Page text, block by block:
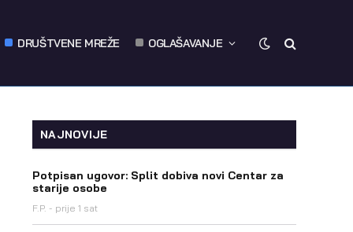
DRUŠTVENE MREŽE OGLAŠAVANJE
NAJNOVIJE
Potpisan ugovor: Split dobiva novi Centar za
starije osobe
F.P. prije 1 sat